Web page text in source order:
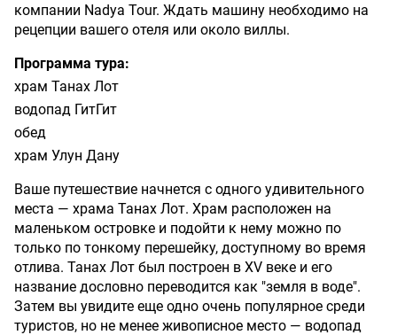
компании Nadya Tour. Ждать машину необходимо на
рецепции вашего отеля или около виллы.
Программа тура:
храм Танах Лот
водопад ГитГит
обед
храм Улун Дану
Ваше путешествие начнется с одного удивительного
места — храма Танах Лот. Храм расположен на
маленьком островке и подойти к нему можно по
только по тонкому перешейку, доступному во время
отлива. Танах Лот был построен в XV веке и его
название дословно переводится как "земля в воде".
Затем вы увидите еще одно очень популярное среди
туристов, но не менее живописное место — водопад